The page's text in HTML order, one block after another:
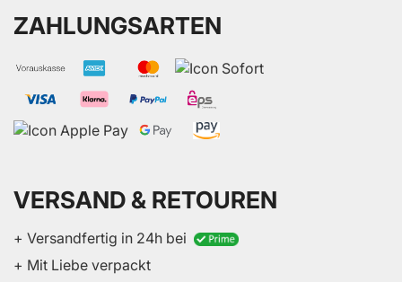
ZAHLUNGSARTEN
VERSAND & RETOUREN
+ Versandfertig in 24h bei
+ Mit Liebe verpackt